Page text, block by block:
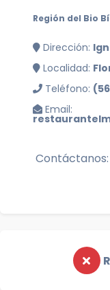
Región del Bio
Dirección:
Localidad:
Teléfono:
Email:
Contáctanos: